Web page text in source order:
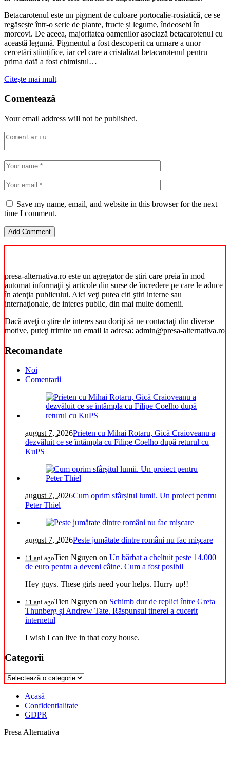
Betacarotenul este un pigment de culoare portocalie-roșiatică, ce se
regăsește într-o serie de plante, fructe și legume, îndeosebi în
morcovi. De aceea, majoritatea oamenilor asociază betacarotenul cu
această legumă. Pigmentul a fost descoperit ca urmare a unor
cercetări științifice, iar cel care a cristalizat betacarotenul pentru
prima dată a fost chimistul…
Citeşte mai mult
Comentează
Your email address will not be published.
Save my name, email, and website in this browser for the next
time I comment.
presa-alternativa.ro este un agregator de ştiri care preia în mod
automat informaţii şi articole din surse de încredere pe care le aduce
în atenţia publicului. Aici veţi putea citi ştiri interne sau
internaţionale, de interes public, din mai multe domenii.
Dacă aveţi o ştire de interes sau doriţi să ne contactaţi din diverse
motive, puteţi trimite un email la adresa: admin@presa-alternativa.ro
Recomandate
Noi
Comentarii
august 7, 2026Prieten cu Mihai Rotaru, Gică Craioveanu a
dezvăluit ce se întâmpla cu Filipe Coelho după returul cu
KuPS
august 7, 2026Cum oprim sfârșitul lumii. Un proiect pentru
Peter Thiel
august 7, 2026Peste jumătate dintre români nu fac mișcare
11 ani agoTien Nguyen on Un bărbat a cheltuit peste 14.000
de euro pentru a deveni câine. Cum a fost posibil
Hey guys. These girls need your helps. Hurry up!!
11 ani agoTien Nguyen on Schimb dur de replici între Greta
Thunberg și Andrew Tate. Răspunsul tinerei a cucerit
internetul
I wish I can live in that cozy house.
Categorii
Categorii
Acasă
Confidentialitate
GDPR
Presa Alternativa